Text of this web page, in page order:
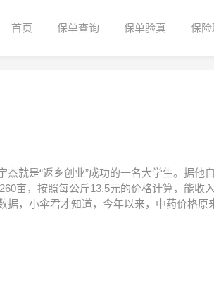
首页 保单查询 保单验真 保
就是“返乡创业”成功的一名大学生。据他
亩，按照每公斤13.5元的价格计算，能收
，小伞君才知道，今年以来，中药价格原